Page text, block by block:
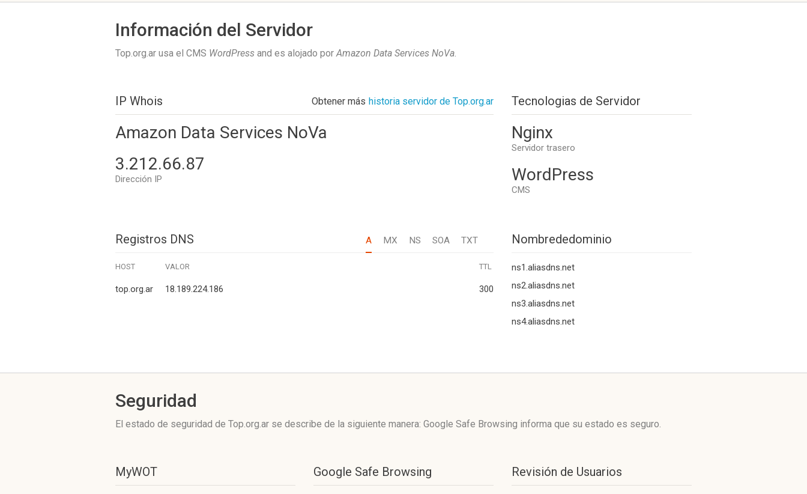
Información del Servidor
Top.org.ar usa el CMS WordPress and es alojado porAmazon Data Services NoVa.
IP Whois Obtener más historia servidor de Top.org.ar
Amazon Data Services NoVa
3.212.66.87
Dirección IP
Tecnologias de Servidor
Nginx
Servidor trasero
WordPress
CMS
Registros DNS A MX NS SOA TXT Nombrededominio
ns1.aliasdns.net
ns2.aliasdns.net
ns3.aliasdns.net
ns4.aliasdns.net
HOST VALOR TTL
top.org.ar 18.189.224.186 300
Seguridad
El estado de seguridad de Top.org.ar se describe de la siguiente manera: Google Safe Browsing informa que su estado es seguro.
MyWOT Google Safe Browsing Revisión de Usuarios